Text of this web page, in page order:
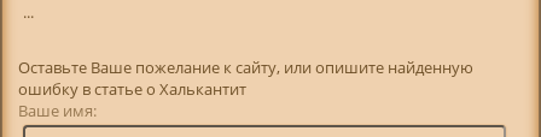
...
Оставьте Ваше пожелание к сайту, или опишите найденную
ошибку в статье о Халькантит
Ваше имя: